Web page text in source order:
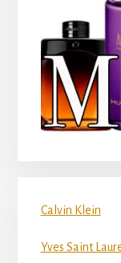
Calvin Klein
Yves Saint